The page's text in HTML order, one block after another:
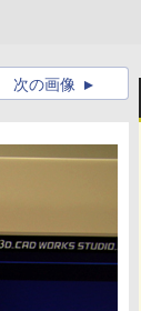
次の画像